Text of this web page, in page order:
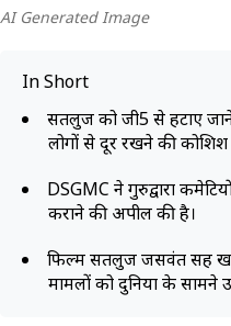
AI Generated Image
In Short
सतलुज को जी5 से हटाए
लोगों से दूर रखने की कोशिश
DSGMC ने गुरुद्वारा
कराने की अपील की है।
फिल्म सतलुज जसवंत सिंह
मामलों को दुनिया के सामने